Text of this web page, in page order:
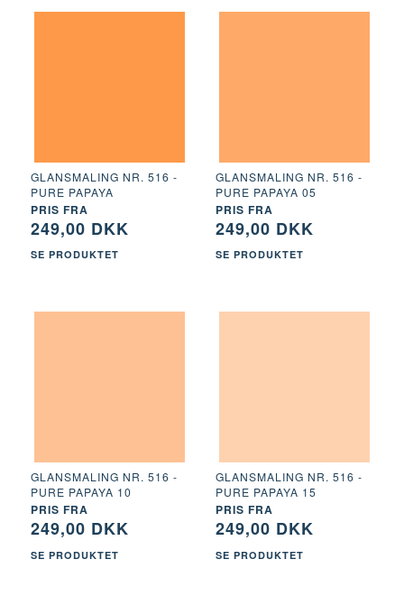
GLANSMALING NR. 516 -
PURE PAPAYA
PRIS FRA
249,00 DKK
SE PRODUKTET
GLANSMALING NR. 516 -
PURE PAPAYA 05
PRIS FRA
249,00 DKK
SE PRODUKTET
GLANSMALING NR. 516 -
PURE PAPAYA 10
PRIS FRA
249,00 DKK
SE PRODUKTET
GLANSMALING NR. 516 -
PURE PAPAYA 15
PRIS FRA
249,00 DKK
SE PRODUKTET